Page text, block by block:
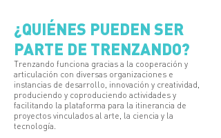
¿QUIÉNES PUEDEN SER
PARTE DE TRENZANDO?
Trenzando funciona gracias a la cooperación y
articulación con diversas organizaciones e
instancias de desarrollo, innovación y creatividad,
produciendo y coproduciendo actividades y
facilitando la plataforma para la itinerancia de
proyectos vinculados al arte, la ciencia y la
tecnología.